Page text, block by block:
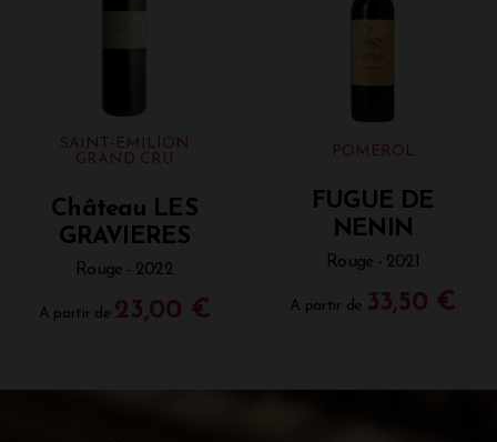
SAINT-ÉMILION
GRAND CRU
Château LES
GRAVIERES
Rouge - 2022
A partir de 23,00 €
POMEROL
FUGUE DE
NENIN
Rouge - 2021
A partir de 33,50 €